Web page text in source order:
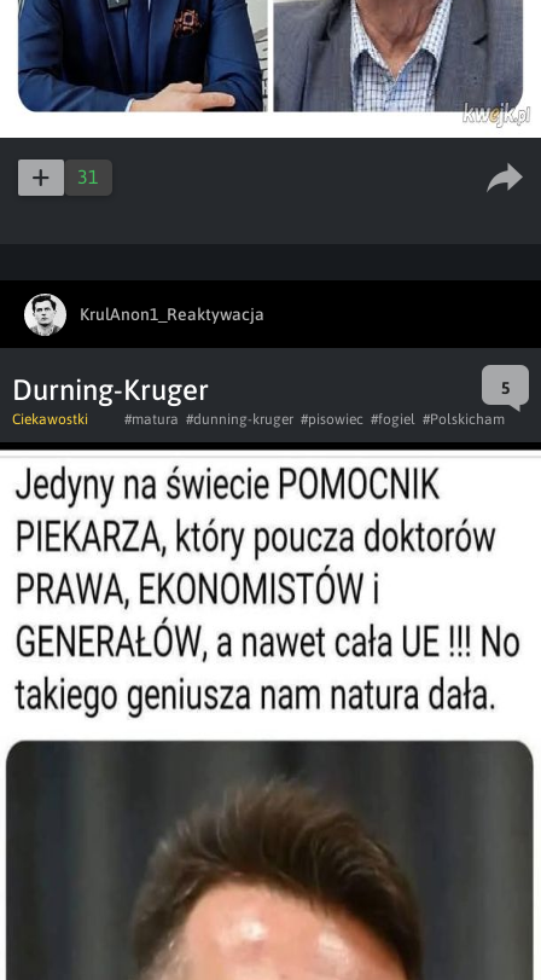
31
KrulAnon1_Reaktywacja
Durning-Kruger 5
Ciekawostki #matura #dunning-kruger #pisowiec #fogiel #Polskicham